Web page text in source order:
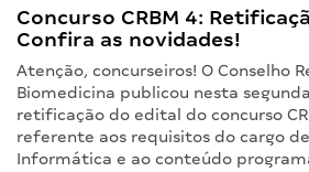
Concurso CRBM 4:
Confira as novidades!
Atenção, concurseiros! O Conselho
Biomedicina publicou nesta
retificação do edital do concurso
referente aos requisitos do cargo
Informática e ao conteúdo